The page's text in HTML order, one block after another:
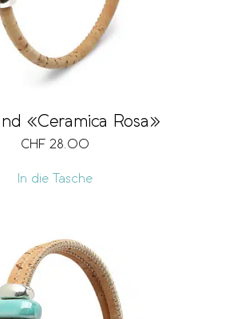
«Ceramica Rosa»
CHF 28.00
In die Tasche